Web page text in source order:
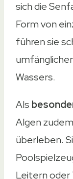
sich die
Form von
führen sie
Wassers.
Als
Algen
überleben.
Leitern oder